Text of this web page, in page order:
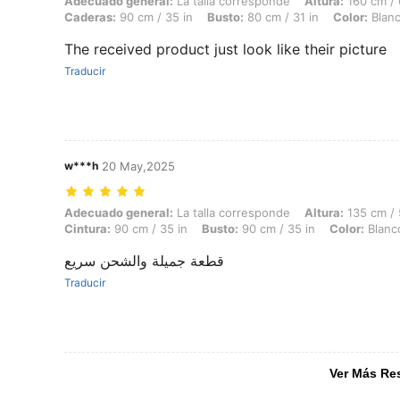
Caderas: 90 cm / 35 in Busto: 80 cm / 31 in Color:
The received product just look like their picture
Traducir
w***h 20 May,2025
Adecuado general: La talla corresponde, Altura: 135 cm / 53 in,
Adecuado general: La talla corresponde Altura: 135 cm /
Cintura: 90 cm / 35 in Busto: 90 cm / 35 in Color:
قطعة جميلة والشحن سريع
Traducir
Ver Más